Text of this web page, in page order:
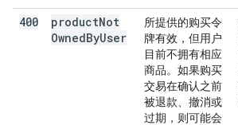
400 productNot
OwnedByUser
所提供的购买令
牌有效，但用户
目前不拥有相应
商品。如果购买
交易在确认之前
被退款、撤消或
过期，则可能会